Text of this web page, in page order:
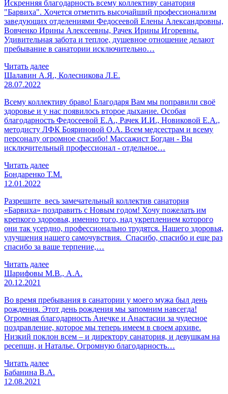
Искренняя благодарность всему коллективу санатория
"Барвиха". Хочется отметить высочайший профессионализм
заведующих отделениями Федосеевой Елены Александровны,
Вовченко Ирины Алексеевны, Рачек Ирины Игоревны.
Удивительная забота и теплое, душевное отношение делают
пребывание в санатории исключительно…
Читать далее
Шалавин А.Я., Колесникова Л.Е.
28.07.2022
Всему коллективу браво! Благодаря Вам мы поправили своё
здоровье и у нас появилось второе дыхание. Особая
благодарность Федосеевой Е.А., Рачек И.И., Новиковой Е.А.,
методисту ЛФК Бояриновой О.А. Всем медсестрам и всему
персоналу огромное спасибо! Массажист Богдан - Вы
исключительный профессионал - отдельное…
Читать далее
Бондаренко Т.М.
12.01.2022
Разрешите весь замечательный коллектив санатория
«Барвиха» поздравить с Новым годом! Хочу пожелать им
крепкого здоровья, именно того, над укреплением которого
они так усердно, профессионально трудятся. Нашего здоровья,
улучшения нашего самочувствия. Спасибо, спасибо и еще раз
спасибо за ваше терпение,…
Читать далее
Шарифовы М.В., А.А.
20.12.2021
Во время пребывания в санатории у моего мужа был день
рождения. Этот день рождения мы запомним навсегда!
Огромная благодарность Анечке и Анастасии за чудесное
поздравление, которое мы теперь имеем в своем архиве.
Низкий поклон всем – и директору санатория, и девушкам на
ресепшн, и Наталье. Огромную благодарность…
Читать далее
Бабанина В.А.
12.08.2021